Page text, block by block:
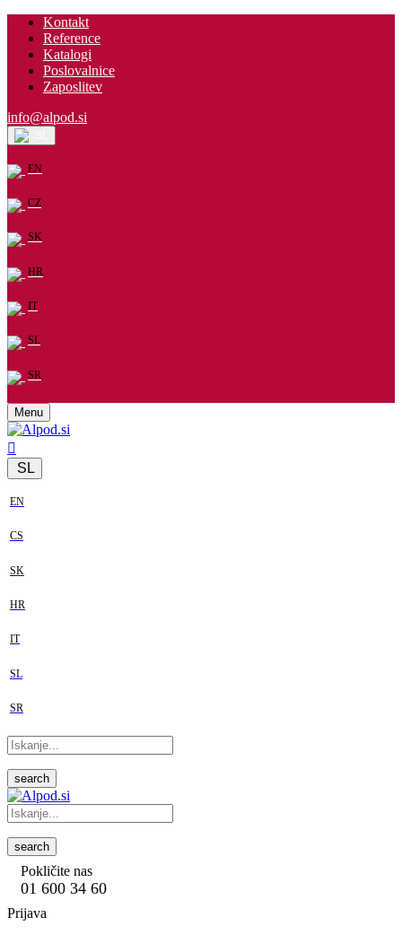
Kontakt
Reference
Katalogi
Poslovalnice
Zaposlitev
info@alpod.si
EN
CZ
SK
HR
IT
SL
SR
Menu
SL
EN
CS
SK
HR
IT
SL
SR
search
search
Pokličite nas
01 600 34 60
Prijava